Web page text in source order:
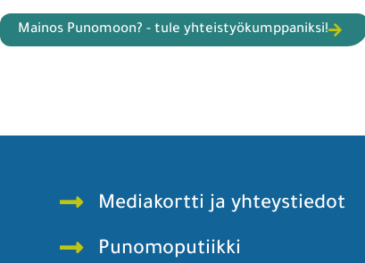
Mainos Punomoon? - tule yhteistyökumppaniksi!
Mediakortti ja yhteystiedot
Punomoputiikki